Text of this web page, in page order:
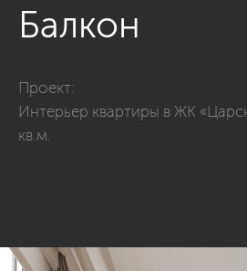
Балкон
Проект:
Интерьер квартиры в ЖК
кв.м.